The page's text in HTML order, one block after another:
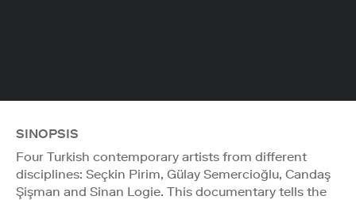
SINOPSIS
Four Turkish contemporary artists from different
disciplines: Seçkin Pirim, Gülay Semercioğlu, Candaş
Şişman and Sinan Logie. This documentary tells the